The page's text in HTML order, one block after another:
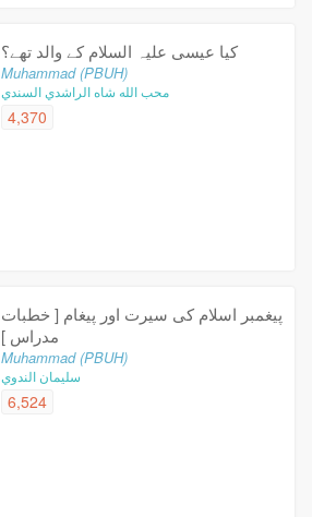
کیا عیسی علیہ السلام کے والد تھے؟
Muhammad (PBUH)
محب الله شاه الراشدي السندي
4,370
پیغمبر اسلام کی سیرت اور پیغام [ خطبات
مدراس ]
Muhammad (PBUH)
سليمان الندوي
6,524